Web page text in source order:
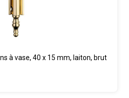
à vase, 40 x 15 mm, laiton, brut